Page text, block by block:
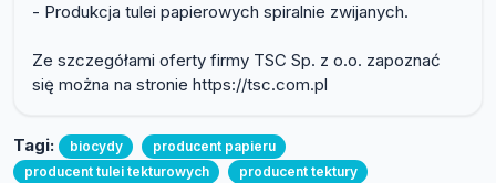
- Produkcja tulei papierowych spiralnie zwijanych.
Ze szczegółami oferty firmy TSC Sp. z o.o. zapoznać
się można na stronie https://tsc.com.pl
Tagi: biocydy
producent papieru
producent tulei tekturowych
producent tektury